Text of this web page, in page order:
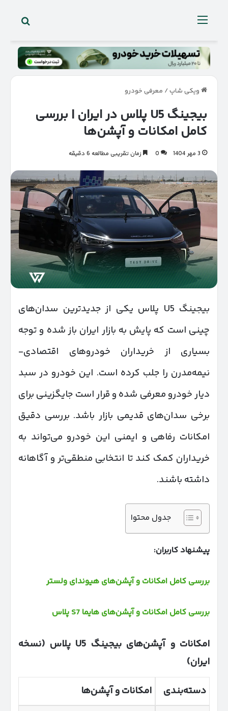
منو
ویکی شاپ/ معرفی خودرو
بیجینگ U5 پلاس در ایران | بررسی
کامل امکانات و آپشن‌ها
3 مهر 1404 0 زمان تقریبی مطالعه 6 دقیقه
بیجینگ U5 پلاس یکی از جدیدترین سدان‌های
چینی است که پایش به بازار ایران باز شده و توجه
بسیاری از خریداران خودروهای اقتصادی-
نیمه‌مدرن را جلب کرده است. این خودرو در سبد
دیار خودرو معرفی شده و قرار است جایگزینی برای
برخی سدان‌های قدیمی بازار باشد. بررسی دقیق
امکانات رفاهی و ایمنی این خودرو می‌تواند به
خریداران کمک کند تا انتخابی منطقی‌تر و آگاهانه
داشته باشند.
جدول محتوا
پیشنهاد کاربران:
بررسی کامل امکانات و آپشن‌های هیوندای ولستر
بررسی کامل امکانات و آپشن‌های هایما S7 پلاس
امکانات و آپشن‌های بیجینگ
پلاس (نسخه
ایران)
دسته‌بندی
امکانات و آپشن‌ها